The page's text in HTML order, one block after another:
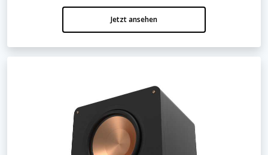
Jetzt ansehen